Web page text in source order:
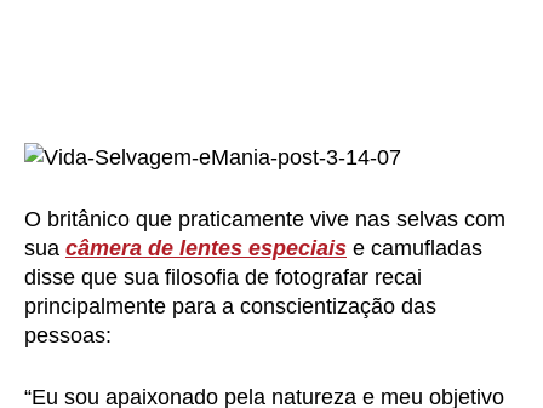
O britânico que praticamente vive nas selvas com
sua câmera de lentes especiais e camufladas
disse que sua filosofia de fotografar recai
principalmente para a conscientização das
pessoas:
“Eu sou apaixonado pela natureza e meu objetivo